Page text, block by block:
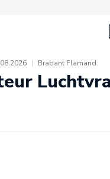
| Brabant Flamand